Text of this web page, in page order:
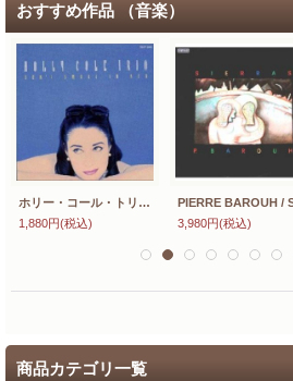
おすすめ作品 （音楽）
ホリー・コール・トリオ / ドント・スモーク・イン・ベッド：HOLLY COLE TRIO / DON'T SMOKE IN BED 【CD】 日本盤 廃盤
1,880円(税込)
3,980円(税込)
商品カテゴリ一覧